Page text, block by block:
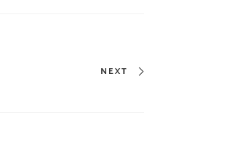
NEXT